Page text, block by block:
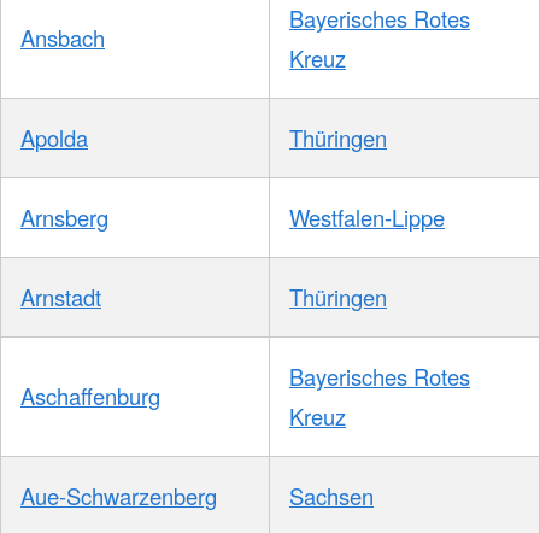
Ansbach
Bayerisches Rotes
Kreuz
Apolda Thüringen
Arnsberg Westfalen-Lippe
Arnstadt Thüringen
Aschaffenburg
Bayerisches Rotes
Kreuz
Aue-Schwarzenberg Sachsen